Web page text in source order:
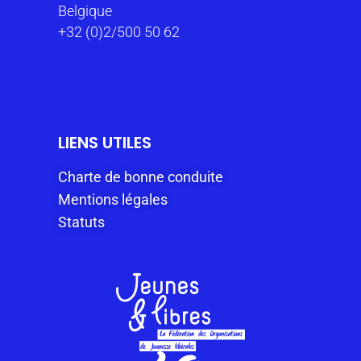
Belgique
+32 (0)2/500 50 62
LIENS UTILES
Charte de bonne conduite
Mentions légales
Statuts